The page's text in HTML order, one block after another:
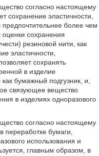
согласно настоящему
сохранение эластичности,
более чем
сохранения
резиновой нити, как
эластичности,
сохранять
в изделие
бумажный подгузник, и,
связующее вещество
в изделиях одноразового
согласно настоящему
переработке бумаги,
использования и
главным образом, в